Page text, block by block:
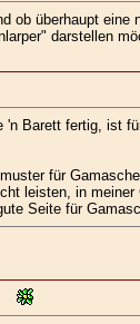
ob überhaupt
darstellen
'n Barett fertig, ist
für
leisten, in
Seite für